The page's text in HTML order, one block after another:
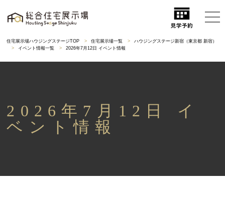
住宅展示場ハウジングステージTOP 住宅展示場一覧
ハウジングステージ新宿（東京都 新宿）
イベント情報一覧
2026年7月12日 イベント情報
2026年7月12日 イ
ベント情報